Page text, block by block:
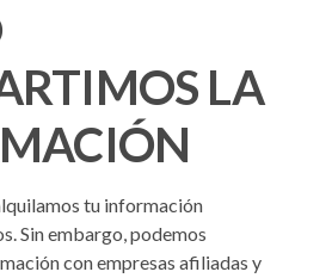
LA
tu información
Sin embargo, podemos
con empresas afiliadas y